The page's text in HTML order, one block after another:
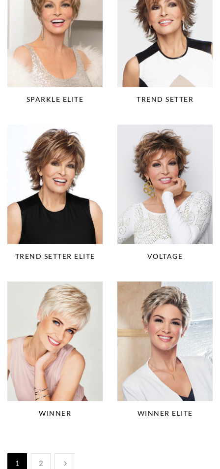
SPARKLE ELITE TREND SETTER
TREND SETTER ELITE VOLTAGE
WINNER WINNER ELITE
1 2